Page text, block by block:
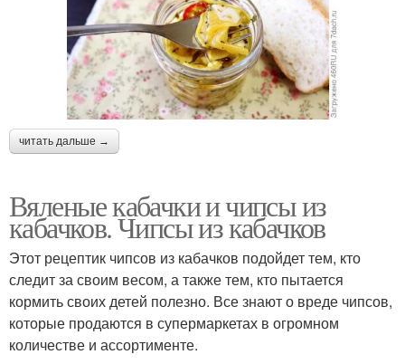
читать дальше →
Вяленые кабачки и чипсы из
кабачков. Чипсы из кабачков
Этот рецептик чипсов из кабачков подойдет тем, кто
следит за своим весом, а также тем, кто пытается
кормить своих детей полезно. Все знают о вреде чипсов,
которые продаются в супермаркетах в огромном
количестве и ассортименте.